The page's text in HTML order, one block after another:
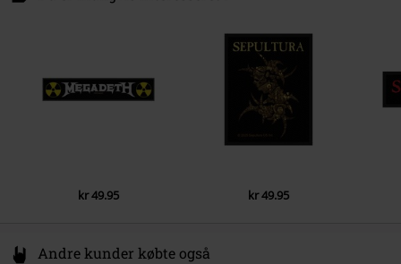
The Black Church, St Mary´s Place
kr 49.95 kr 49.95
Andre kunder købte også